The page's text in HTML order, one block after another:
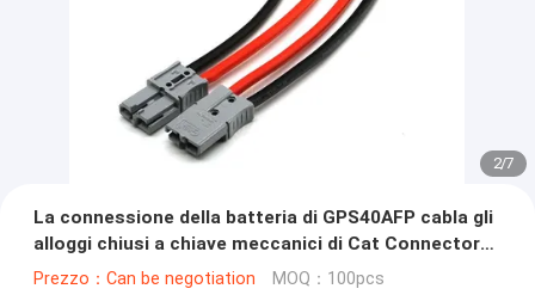
2/7
La connessione della batteria di GPS40AFP cabla gli
alloggi chiusi a chiave meccanici di Cat Connector
40A 600V
Prezzo：Can be negotiation MOQ：100pcs